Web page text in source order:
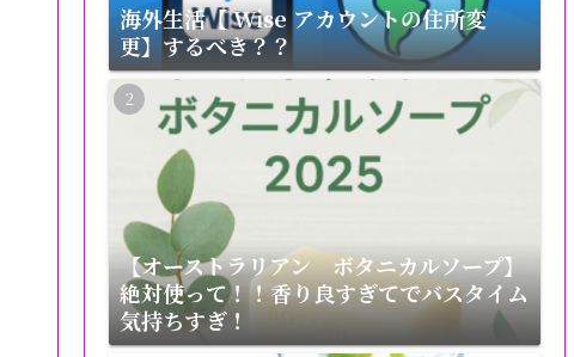
海外生活【 Wise アカウントの住所変
更】するべき？？
【オーストラリアン ボタニカルソープ】
絶対使って！！香り良すぎてでバスタイム
気持ちすぎ！